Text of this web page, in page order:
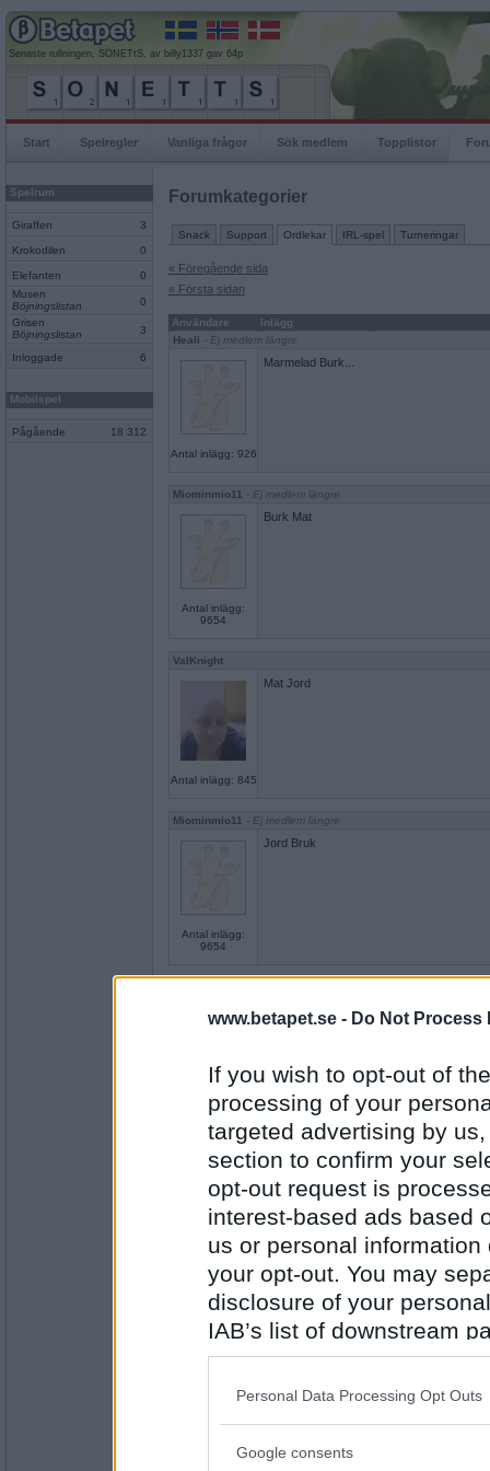
www.betapet.se - Do Not Process
If you wish to opt-out of
processing of your
targeted advertising by
section to confirm your
opt-out request is
interest-based ads based
us or personal
your opt-out. You may
disclosure of your
IAB’s list of downstream
also be disclosed by us
Downstream Participants
Please note that this
Personal Data Processing Opt Outs
Google consents
Senaste rullningen, SONETtS, av billy1337 gav 64p
Start Spelregler Vanliga frågor Sök medlem Topplistor
Spelrum
Giraffen 3
Krokodilen 0
Elefanten
0
Musen
Böjningslistan
0
Grisen
Böjningslistan
3
Inloggade 6
Mobilspel
Pågående 18 312
Forumkategorier
Snack Support Ordlekar IRL-spel Turneringar
« Föregående sida
« Första sidan
Användare
Inlägg
Heali - Ej medlem längre
Antal inlägg: 926
Marmelad Burk...
Miominmio11 - Ej medlem längre
Antal inlägg:
9654
Burk Mat
ValKnight
Antal inlägg: 845
Mat Jord
Miominmio11 - Ej medlem längre
Antal inlägg:
9654
Jord Bruk
Antal inlägg: 926
volpe1964- Ej medlem längre
Antal inlägg:
Glas Bruk
- Ej medlem längre
Bruk Bar...